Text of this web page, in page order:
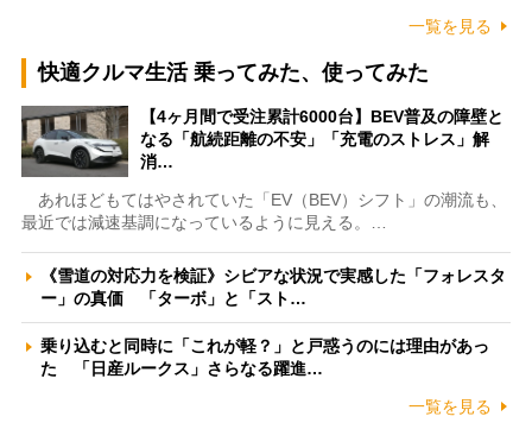
一覧を見る
快適クルマ生活 乗ってみた、使ってみた
【4ヶ月間で受注累計6000台】BEV普及の障壁と
なる「航続距離の不安」「充電のストレス」解
消…
あれほどもてはやされていた「EV（BEV）シフト」の潮流も、
最近では減速基調になっているように見える。…
《雪道の対応力を検証》シビアな状況で実感した「フォレスタ
ー」の真価 「ターボ」と「スト…
乗り込むと同時に「これが軽？」と戸惑うのには理由があっ
た 「日産ルークス」さらなる躍進…
一覧を見る